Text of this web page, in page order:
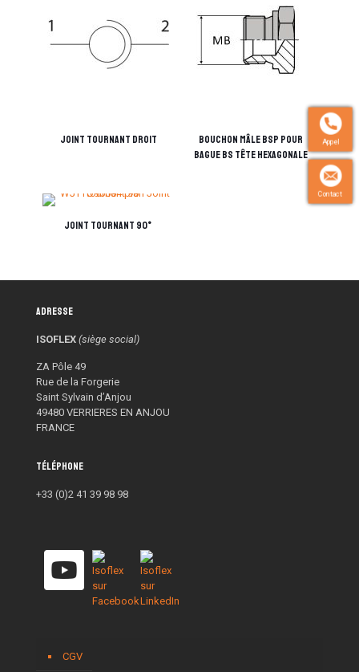
Joint tournant droit
Bouchon mâle BSP pour
bague BS tête hexagonale
Joint tournant 90°
Adresse
ISOFLEX (siège social)
ZA Pôle 49
Rue de la Forgerie
Saint Sylvain d’Anjou
49480 VERRIERES EN ANJOU
FRANCE
Téléphone
+33 (0)2 41 39 98 98
CGV
Appel
Contact